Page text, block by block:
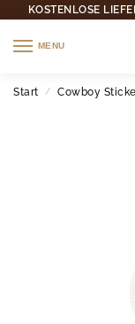
KOSTENLOSE
MENU
Start / Cowboy